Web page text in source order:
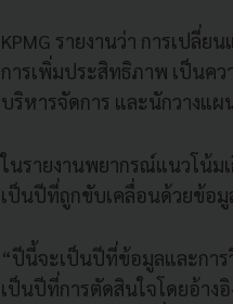
KPMG รายงานว่า การเปลี่
การเพิ่มประสิทธิภาพ เป็นค
บริหารจัดการ และนักวางแ
ในรายงานพยากรณ์แนวโน้ม
เป็นปีที่ถูกขับเคลื่อนด้วยข้อมู
“ปีนี้จะเป็นปีที่ข้อมูลและการ
เป็นปีที่การตัดสินใจโดยอ้าง